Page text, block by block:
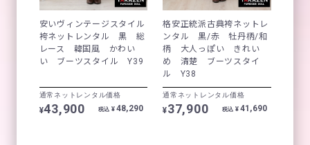
安いヴィンテージスタイル
袴ネットレンタル 黒 総
レース 韓国風 かわい
い ブーツスタイル Y39
通常ネットレンタル価格
¥43,900 税込 ¥ 48,290
格安正統派古典袴ネットレ
ンタル 黒/赤 牡丹柄/和
柄 大人っぽい きれい
め 清楚 ブーツスタイ
ル Y38
通常ネットレンタル価格
¥37,900 税込 ¥41,690